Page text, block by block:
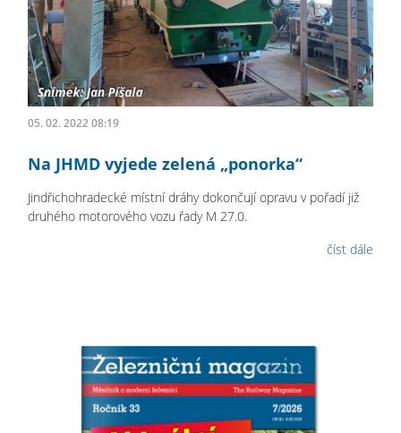
05. 02. 2022 08:19
Na JHMD vyjede zelená „ponorka“
Jindřichohradecké místní dráhy dokončují opravu v pořadí již
druhého motorového vozu řady M 27.0.
číst dále